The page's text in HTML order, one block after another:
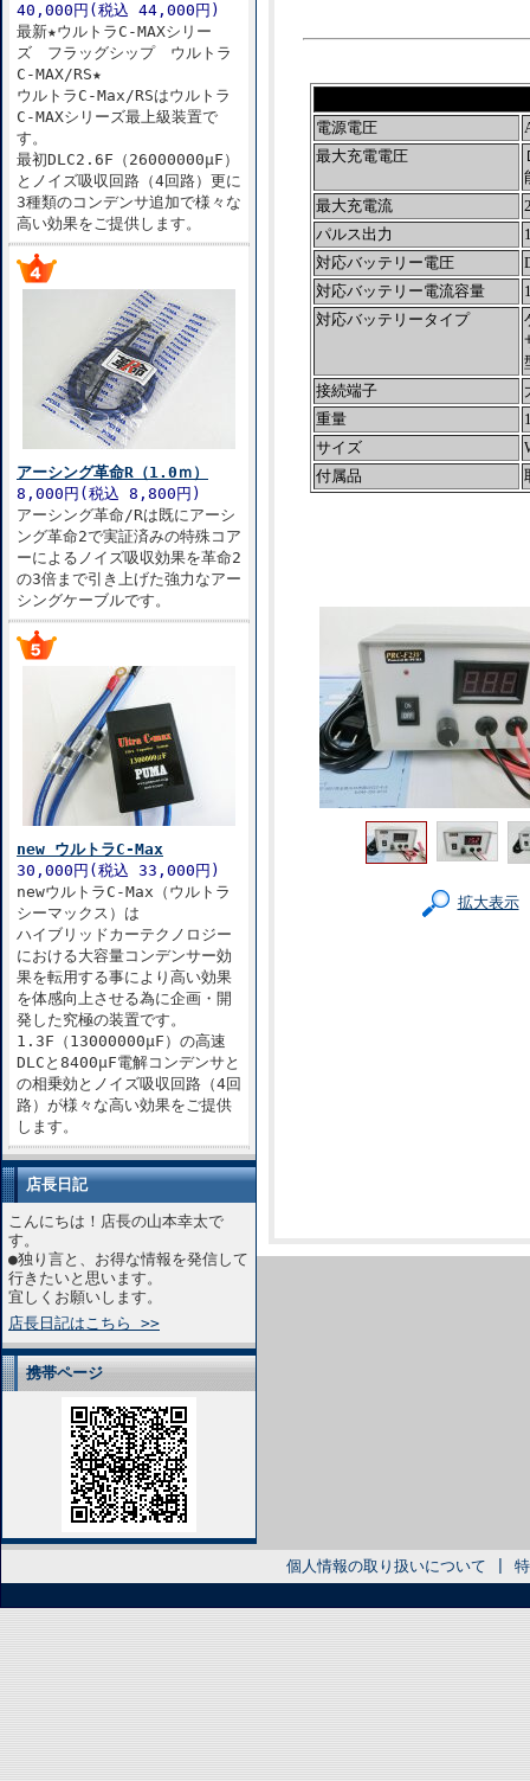
40,000円(税込 44,000円)
最新★ウルトラC-MAXシリー
ズ フラッグシップ ウルトラ
C-MAX/RS★
ウルトラC-Max/RSはウルトラ
C-MAXシリーズ最上級装置で
す。
最初DLC2.6F（26000000μF）
とノイズ吸収回路（4回路）更に
3種類のコンデンサ追加で様々な
高い効果をご提供します。
アーシング革命R（1.0ｍ）
8,000円(税込 8,800円)
アーシング革命/Rは既にアーシ
ング革命2で実証済みの特殊コア
ーによるノイズ吸収効果を革命2
の3倍まで引き上げた強力なアー
シングケーブルです。
new ウルトラC-Max
30,000円(税込 33,000円)
newウルトラC-Max（ウルトラ
シーマックス）は
ハイブリッドカーテクノロジー
における大容量コンデンサー効
果を転用する事により高い効果
を体感向上させる為に企画・開
発した究極の装置です。
1.3F（13000000μF）の高速
DLCと8400μF電解コンデンサと
の相乗効とノイズ吸収回路（4回
路）が様々な高い効果をご提供
します。
店長日記
こんにちは！店長の山本幸太で
す。
●独り言と、お得な情報を発信して
行きたいと思います。
宜しくお願いします。
店長日記はこちら >>
携帯ページ
電源電圧
最大充電電圧
最大充電流
パルス出力
対応バッテリー電圧
対応バッテリー電流容量
対応バッテリータイプ
接続端子
重量
サイズ
付属品
拡大表示
個人情報の取り扱いについて